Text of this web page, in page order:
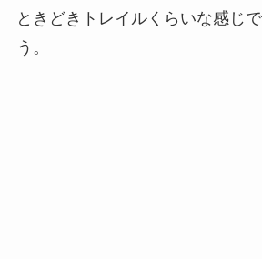
ときどきトレイルくらいな感じ
う。